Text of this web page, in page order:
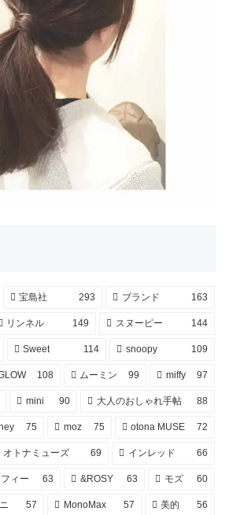
宝島社 293 ブランド 163
リンネル 149 スヌーピー 144
Sweet 114 snoopy 109
108 ムーミン 99 miffy 97
mini 90 大人のおしゃれ手帖 88
75 moz 75 otona MUSE 72
オトナミューズ 69 インレッド 66
フィー 63 &ROSY 63 モズ 60
57 MonoMax 57 美的 56